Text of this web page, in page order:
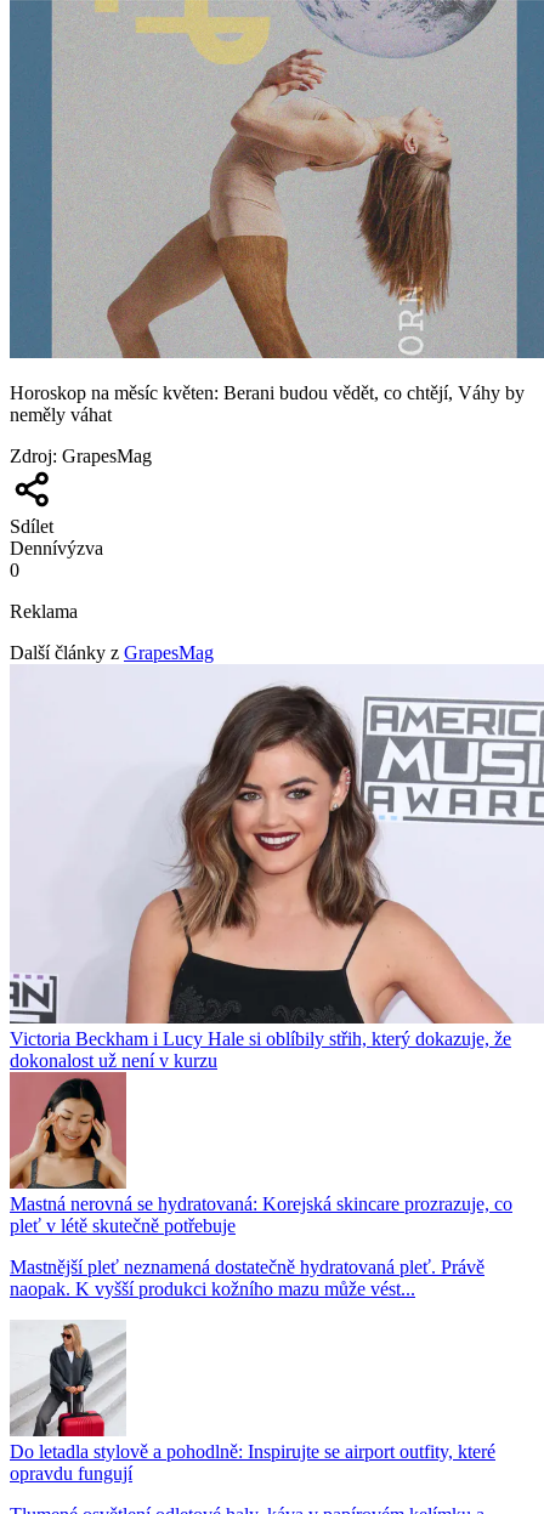
Horoskop na měsíc květen: Berani budou vědět, co chtějí, Váhy by
neměly váhat
Zdroj: GrapesMag
Sdílet
Dennívýzva
0
Reklama
Další články z GrapesMag
Victoria Beckham i Lucy Hale si oblíbily střih, který dokazuje, že
dokonalost už není v kurzu
Mastná nerovná se hydratovaná: Korejská skincare prozrazuje, co
pleť v létě skutečně potřebuje
Mastnější pleť neznamená dostatečně hydratovaná pleť. Právě
naopak. K vyšší produkci kožního mazu může vést...
Do letadla stylově a pohodlně: Inspirujte se airport outfity, které
opravdu fungují